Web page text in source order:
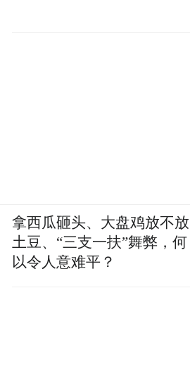
拿西瓜砸头、大盘鸡放不放
土豆、“三支一扶”舞弊，何
以令人意难平？